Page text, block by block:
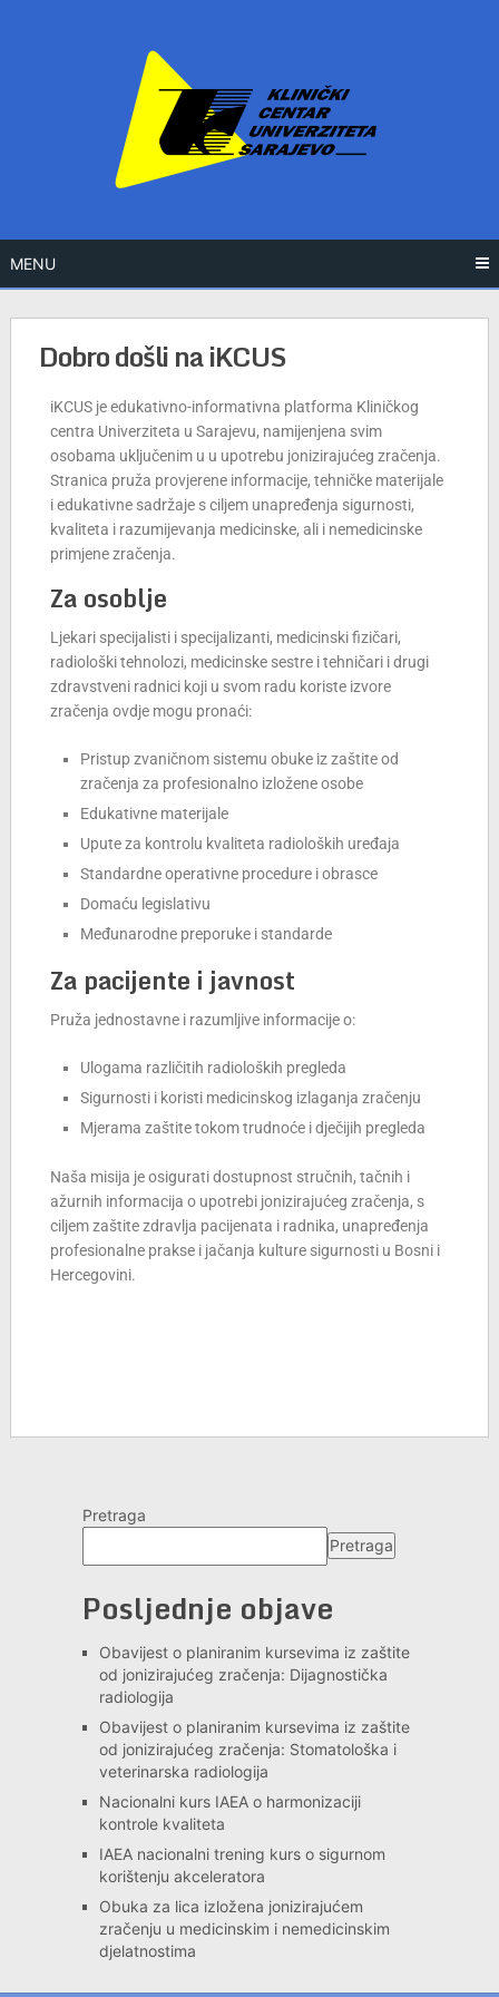
MENU
Dobro došli na iKCUS
iKCUS je edukativno-informativna platforma Kliničkog
centra Univerziteta u Sarajevu, namijenjena svim
osobama uključenim u u upotrebu jonizirajućeg zračenja.
Stranica pruža provjerene informacije, tehničke materijale
i edukativne sadržaje s ciljem unapređenja sigurnosti,
kvaliteta i razumijevanja medicinske, ali i nemedicinske
primjene zračenja.
Za osoblje
Ljekari specijalisti i specijalizanti, medicinski fizičari,
radiološki tehnolozi, medicinske sestre i tehničari i drugi
zdravstveni radnici koji u svom radu koriste izvore
zračenja ovdje mogu pronaći:
Pristup zvaničnom sistemu obuke iz zaštite od
zračenja za profesionalno izložene osobe
Edukativne materijale
Upute za kontrolu kvaliteta radioloških uređaja
Standardne operativne procedure i obrasce
Domaću legislativu
Međunarodne preporuke i standarde
Za pacijente i javnost
Pruža jednostavne i razumljive informacije o:
Ulogama različitih radioloških pregleda
Sigurnosti i koristi medicinskog izlaganja zračenju
Mjerama zaštite tokom trudnoće i dječijih pregleda
Naša misija je osigurati dostupnost stručnih, tačnih i
ažurnih informacija o upotrebi jonizirajućeg zračenja, s
ciljem zaštite zdravlja pacijenata i radnika, unapređenja
profesionalne prakse i jačanja kulture sigurnosti u Bosni i
Hercegovini.
Pretraga
Pretraga
Posljednje objave
Obavijest o planiranim kursevima iz zaštite
od jonizirajućeg zračenja: Dijagnostička
radiologija
Obavijest o planiranim kursevima iz zaštite
od jonizirajućeg zračenja: Stomatološka i
veterinarska radiologija
Nacionalni kurs IAEA o harmonizaciji
kontrole kvaliteta
IAEA nacionalni trening kurs o sigurnom
korištenju akceleratora
Obuka za lica izložena jonizirajućem
zračenju u medicinskim i nemedicinskim
djelatnostima